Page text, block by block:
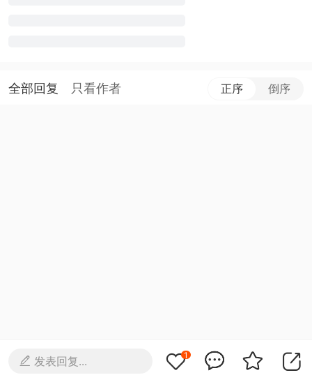
全部回复 只看作者 正序 倒序
发表回复...
1